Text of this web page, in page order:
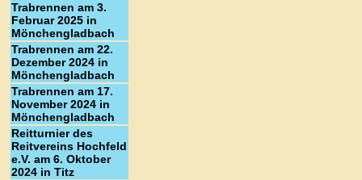
Trabrennen am 3.
Februar 2025 in
Mönchengladbach
Trabrennen am 22.
Dezember 2024 in
Mönchengladbach
Trabrennen am 17.
November 2024 in
Mönchengladbach
Reitturnier des
Reitvereins Hochfeld
e.V. am 6. Oktober
2024 in Titz